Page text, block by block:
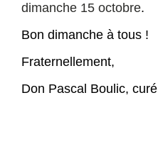
dimanche 15 octobre.
Bon dimanche à tous !
Fraternellement,
Don Pascal Boulic, curé